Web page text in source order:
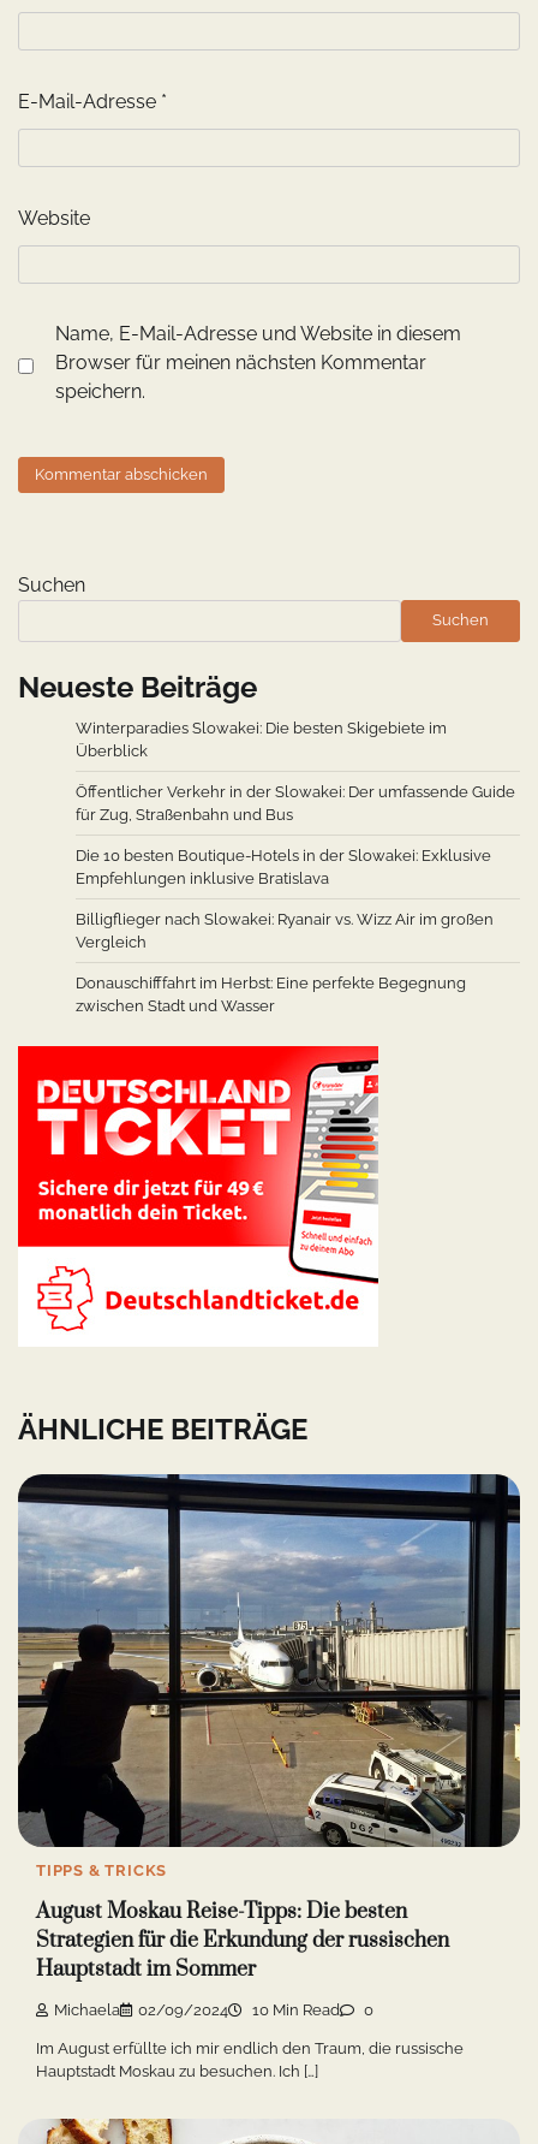
E-Mail-Adresse *
Website
Name, E-Mail-Adresse und Website in diesem
Browser für meinen nächsten Kommentar
speichern.
Suchen
Suchen
Neueste Beiträge
Winterparadies Slowakei: Die besten Skigebiete im
Überblick
Öffentlicher Verkehr in der Slowakei: Der umfassende Guide
für Zug, Straßenbahn und Bus
Die 10 besten Boutique-Hotels in der Slowakei: Exklusive
Empfehlungen inklusive Bratislava
Billigflieger nach Slowakei: Ryanair vs. Wizz Air im großen
Vergleich
Donauschifffahrt im Herbst: Eine perfekte Begegnung
zwischen Stadt und Wasser
ÄHNLICHE BEITRÄGE
TIPPS & TRICKS
August Moskau Reise-Tipps: Die besten
Strategien für die Erkundung der russischen
Hauptstadt im Sommer
Michaela 02/09/2024 10 Min Read 0
Im August erfüllte ich mir endlich den Traum, die russische
Hauptstadt Moskau zu besuchen. Ich […]